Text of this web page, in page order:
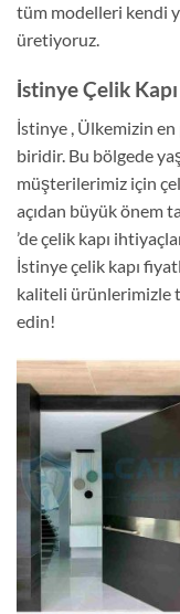
tüm modelleri kendi
üretiyoruz.
İstinye Çelik
İstinye , Ülkemizin
biridir. Bu bölgede
müşterilerimiz için
açıdan büyük önem
’de çelik kapı
İstinye çelik kapı
kaliteli ürünlerimizle
edin!